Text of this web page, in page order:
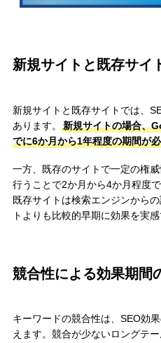
新規サイトと既存サイ
新規サイトと既存サイトでは、
あります。
新規サイトの場合、
でに6か月から1年程度の期間が
一方、既存のサイトで一定の権
行うことで2か月から4か月程度
既存サイトは検索エンジンから
トよりも比較的早期に効果を実
競合性による効果期間
キーワードの競合性は、SEO効
えます。競合が少ないロングテ